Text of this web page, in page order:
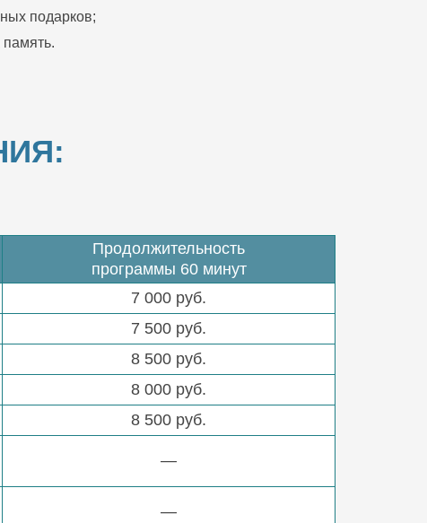
подарков;
Продолжительность
программы 60 минут
7 000 руб.
7 500 руб.
8 500 руб.
8 000 руб.
8 500 руб.
—
—